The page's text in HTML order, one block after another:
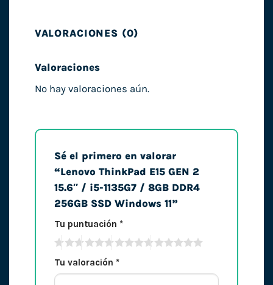
VALORACIONES (0)
Valoraciones
No hay valoraciones aún.
Sé el primero en valorar
“Lenovo ThinkPad E15 GEN 2
15.6″ / i5-1135G7 / 8GB DDR4
256GB SSD Windows 11”
Tu puntuación *
Tu valoración *